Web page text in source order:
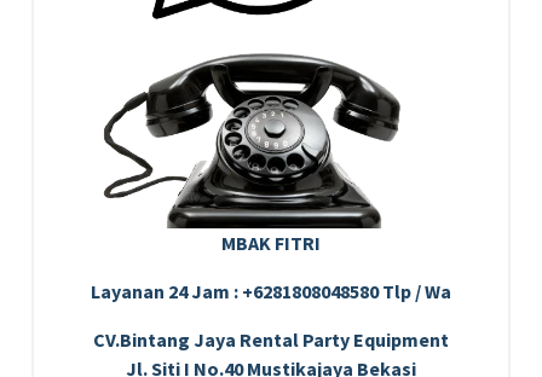
MBAK FITRI
Layanan 24 Jam : +6281808048580 Tlp / Wa
CV.Bintang Jaya Rental Party Equipment
Jl. Siti I No.40 Mustikajaya Bekasi